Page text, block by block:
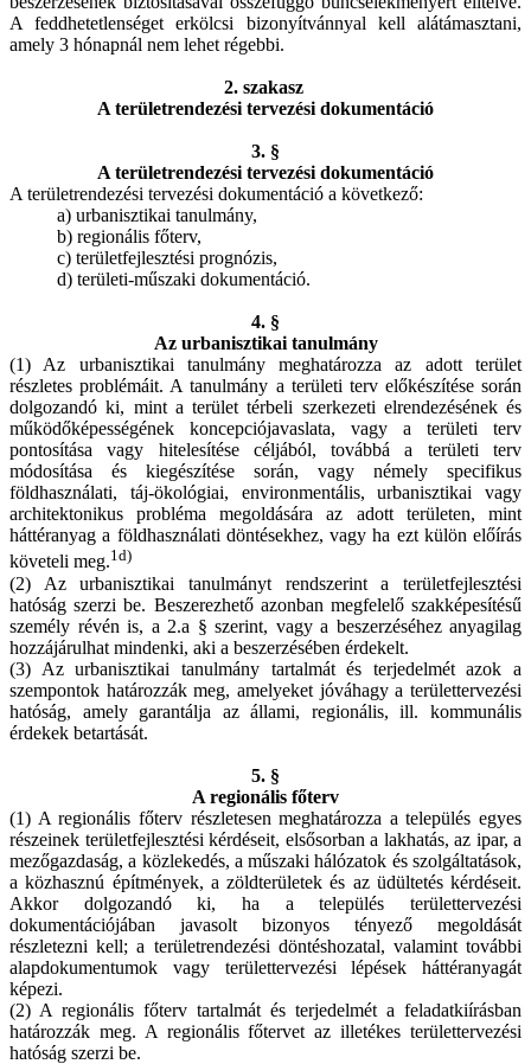
A feddhetetlenséget erkölcsi bizonyítvánnyal kell alátámasztani,
amely 3 hónapnál nem lehet régebbi.
2. szakasz
A területrendezési tervezési dokumentáció
3. §
A területrendezési tervezési dokumentáció
A területrendezési tervezési dokumentáció a következő:
a) urbanisztikai tanulmány,
b) regionális főterv,
c) területfejlesztési prognózis,
d) területi-műszaki dokumentáció.
4. §
Az urbanisztikai tanulmány
(1) Az urbanisztikai tanulmány meghatározza az adott terület
részletes problémáit. A tanulmány a területi terv előkészítése során
dolgozandó ki, mint a terület térbeli szerkezeti elrendezésének és
működőképességének koncepciójavaslata, vagy a területi terv
pontosítása vagy hitelesítése céljából, továbbá a területi terv
módosítása és kiegészítése során, vagy némely specifikus
földhasználati, táj-ökológiai, environmentális, urbanisztikai vagy
architektonikus probléma megoldására az adott területen, mint
háttéranyag a földhasználati döntésekhez, vagy ha ezt külön előírás
követeli meg.1d)
(2) Az urbanisztikai tanulmányt rendszerint a területfejlesztési
hatóság szerzi be. Beszerezhető azonban megfelelő szakképesítésű
személy révén is, a 2.a § szerint, vagy a beszerzéséhez anyagilag
hozzájárulhat mindenki, aki a beszerzésében érdekelt.
(3) Az urbanisztikai tanulmány tartalmát és terjedelmét azok a
szempontok határozzák meg, amelyeket jóváhagy a területtervezési
hatóság, amely garantálja az állami, regionális, ill. kommunális
érdekek betartását.
5. §
A regionális főterv
(1) A regionális főterv részletesen meghatározza a település egyes
részeinek területfejlesztési kérdéseit, elsősorban a lakhatás, az ipar, a
mezőgazdaság, a közlekedés, a műszaki hálózatok és szolgáltatások,
a közhasznú építmények, a zöldterületek és az üdültetés kérdéseit.
Akkor dolgozandó ki, ha a település területtervezési
dokumentációjában javasolt bizonyos tényező megoldását
részletezni kell; a területrendezési döntéshozatal, valamint további
alapdokumentumok vagy területtervezési lépések háttéranyagát
képezi.
(2) A regionális főterv tartalmát és terjedelmét a feladatkiírásban
határozzák meg. A regionális főtervet az illetékes területtervezési
hatóság szerzi be.